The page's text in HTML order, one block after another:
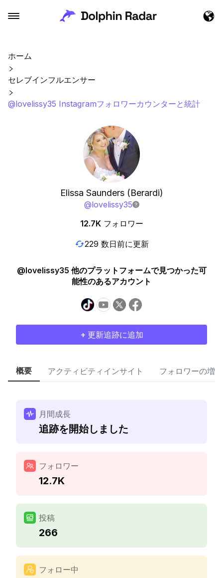
ホーム
セレブインフルエンサー
@lovelissy35 Instagramフォロワーカウンターと統計
Elissa Saunders (Berardi)
@lovelissy35
12.7K フォロワー
229 数日前に更新
@lovelissy35 他のプラットフォームで見つかった可
能性のあるアカウント
+ 更新追跡に追加
概要 アクティビティインサイト フォロワーの増加
月間成長
追跡を開始しました
フォロワー
12.7K
投稿
266
フォロー中